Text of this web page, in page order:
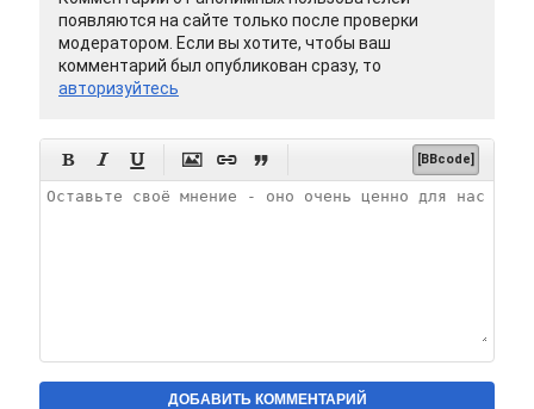
появляются на сайте только после проверки
модератором. Если вы хотите, чтобы ваш
комментарий был опубликован сразу, то
авторизуйтесь
      [BBcode]